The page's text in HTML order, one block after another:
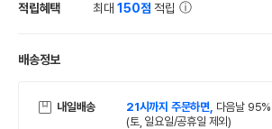
적립혜택 최대150점 적립
배송정보
내일배송 21시까지 주문하면, 다음날
(토, 일요일/공휴일 제외)